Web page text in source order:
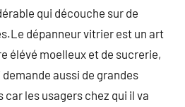
qui découche sur de
dépanneur vitrier est un art
élévé moelleux et de sucrerie,
demande aussi de grandes
les usagers chez qui il va